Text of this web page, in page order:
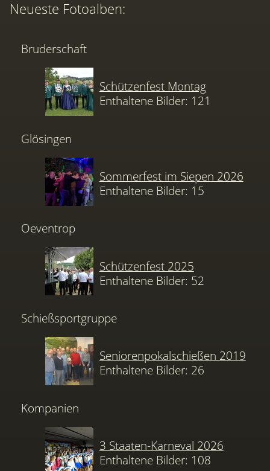
Neueste Fotoalben:
Bruderschaft
Schützenfest Montag
Enthaltene Bilder: 121
Glösingen
Sommerfest im Siepen 2026
Enthaltene Bilder: 15
Oeventrop
Schützenfest 2025
Enthaltene Bilder: 52
Schießsportgruppe
Seniorenpokalschießen 2019
Enthaltene Bilder: 26
Kompanien
3 Staaten-Karneval 2026
Enthaltene Bilder: 108